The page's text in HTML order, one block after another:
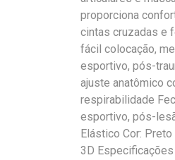
proporciona
cintas cruzadas e
fácil colocação,
esportivo, pós-
ajuste anatômico
respirabilidade
esportivo, pós-
Elástico Cor:
3D